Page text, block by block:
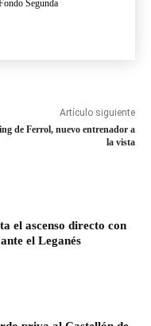
Segunda
Artículo siguiente
de Ferrol, nuevo entrenador a
la vista
el ascenso directo con
el Leganés